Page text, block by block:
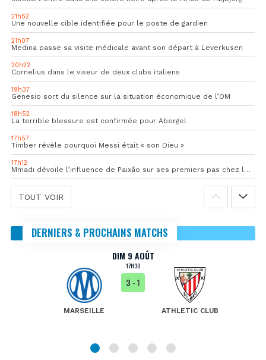
21h52
Une nouvelle cible identifiée pour le poste de gardien
21h07
Medina passe sa visite médicale avant son départ à Leverkusen
20h22
Cornelius dans le viseur de deux clubs italiens
19h37
Genesio sort du silence sur la situation économique de l’OM
18h52
La terrible blessure est confirmée pour Abergel
17h57
Timber révèle pourquoi Messi était « son Dieu »
17h12
Mmadi dévoile l’influence de Paixão sur ses premiers pas chez les pros
TOUT VOIR
DERNIERS & PROCHAINS MATCHS
DIM 9 AOÛT
17H30
MARSEILLE
3 - 1
ATHLETIC CLUB